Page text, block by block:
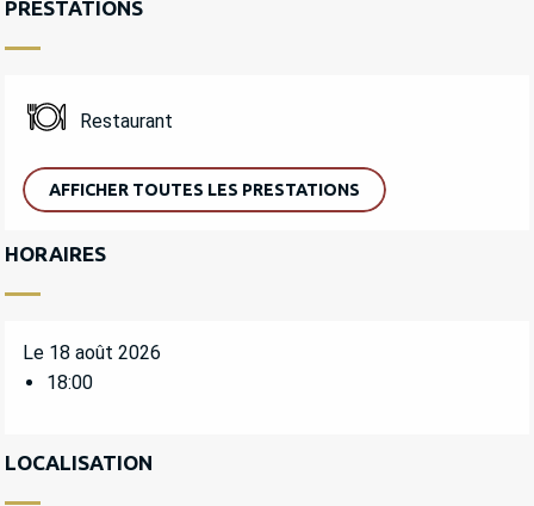
PRESTATIONS
Restaurant
AFFICHER TOUTES LES PRESTATIONS
HORAIRES
Le 18 août 2026
18:00
LOCALISATION